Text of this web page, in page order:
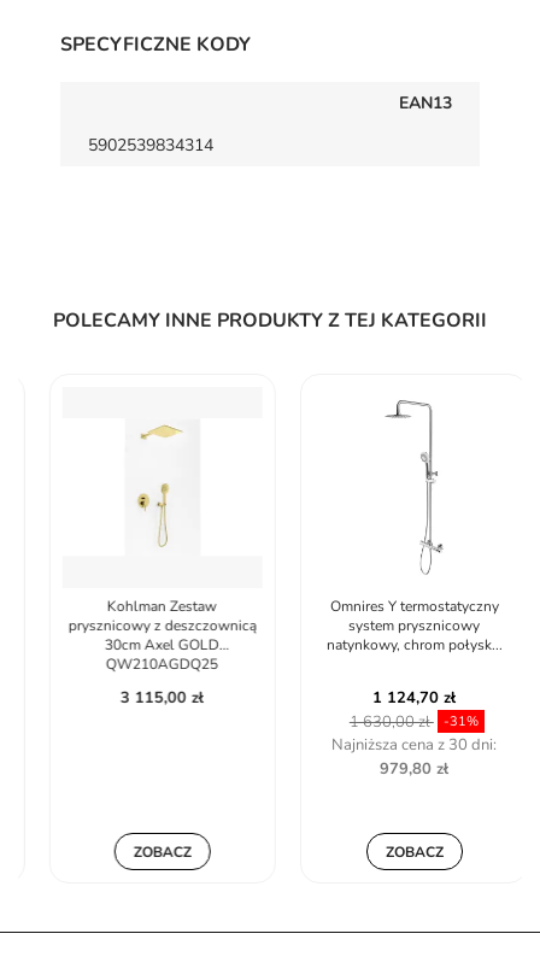
SPECYFICZNE KODY
EAN13
5902539834314
POLECAMY INNE PRODUKTY Z TEJ KATEGORII
Kohlman Zestaw
prysznicowy z deszczownicą
30cm Axel GOLD
QW210AGDQ25
3 115,00 zł
ZOBACZ
Omnires Y termostatyczny
system prysznicowy
natynkowy, chrom połysk...
1 124,70 zł
1 630,00 zł -31%
Najniższa cena z 30 dni:
979,80 zł
ZOBACZ